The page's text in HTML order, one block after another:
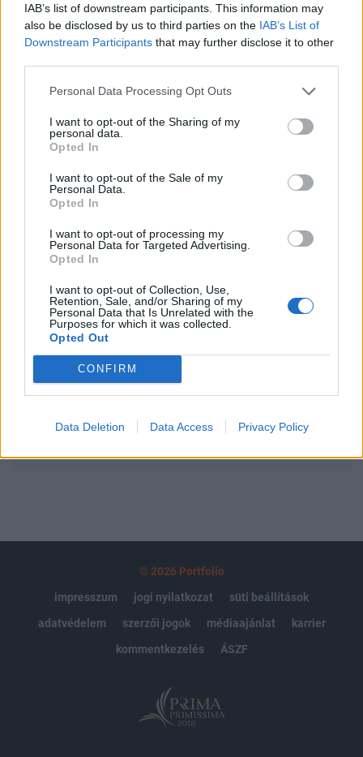
IAB’s list of downstream participants. This information may
also be disclosed by us to third parties on the IAB’s List of
Downstream Participants that may further disclose it to other
Personal Data Processing Opt Outs
I want to opt-out of the Sharing of my
personal data.
Opted In
I want to opt-out of the Sale of my
Personal Data.
Opted In
I want to opt-out of processing my
Personal Data for Targeted Advertising.
Opted In
I want to opt-out of Collection, Use,
Retention, Sale, and/or Sharing of my
Personal Data that Is Unrelated with the
Purposes for which it was collected.
Opted Out
CONFIRM
Data Deletion Data Access Privacy Policy
A legnagyobb német bank évek óta üzleti kapcsolatban állt
az amerikai elnökkel, ugyanakkor a 2016-os elnöki
kampány során visszautasította, hogy hitelt nyújtson neki -
közel álló forrás szerint a Trump Organization egy
kampányt, hanem egy Turnberry nevű skóciai...
KEDVES OLVASÓNK!
A keresett cikk a portfolio.hu hírarchívumához
tartozik, melynek olvasása előfizetéses
regisztrációhoz kötött.
Az előfizetés a következőket tartalmazza:
Portfolio.hu teljes cikkarchívum
Kötéslisták: BÉT elmúlt 2 év napon belüli
kötéslistái
Előfizetés
© 2026 Portfolio
impresszum
jogi nyilatkozat
süti beállítások
adatvédelem
szerzői jogok médiaajánlat
karrier
kommentkezelés
ÁSZF